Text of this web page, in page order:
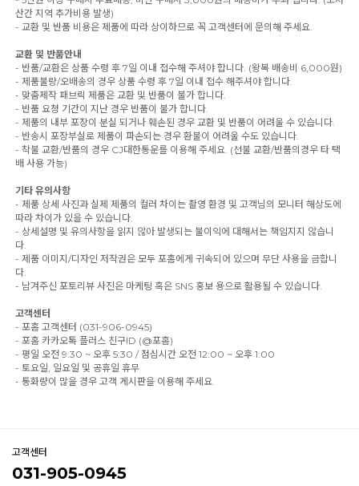
산간 지역 추가비용 발생)
- 교환 및 반품 비용은 제품에 따라 상이하므로 꼭 고객센터에 문의해 주세요.
교환 및 반품안내
- 반품/교환은 상품 수령 후 7일 이내 접수해 주셔야 합니다. (왕복 배송비 6,000원)
- 제품불량/오배송의 경우 상품 수령 후 7일 이내 접수 해주셔야 합니다.
- 맞춤제작 패브릭 제품은 교환 및 반품이 불가 합니다.
- 반품 요청 기간이 지난 경우 반품이 불가 합니다.
- 제품의 내부 포장이 분실 되거나 훼손된 경우 교환 및 반품이 어려울 수 있습니다.
- 반송시 포장부실로 제품이 파손되는 경우 환불이 어려울 수도 있습니다.
- 착불 교환/반품의 경우 CJ대한통운를 이용해 주세요. (선불 교환/반품의경우 타 택
배 사용 가능)
기타 유의사항
- 제품 상세 사진과 실제 제품의 컬러 차이는 촬영 환경 및 고객님의 모니터 해상도에
따라 차이가 있을 수 있습니다.
- 상세설명 및 유의사항을 읽지 않아 발생되는 불이익에 대해서는 책임지지 않습니
다.
- 제품 이미지/디자인 저작권은 모두 포홈에게 귀속되어 있으며 무단 사용을 금합니
다.
- 남겨주신 포토리뷰 사진은 마케팅 혹은 SNS 홍보 용으로 활용될 수 있습니다.
고객센터
- 포홈 고객센터 (031-906-0945)
- 포홈 카카오톡 플러스 친구ID (@포홈)
- 평일 오전 9:30 ~ 오후 5:30 / 점심시간 오전 12:00 ~ 오후 1:00
- 토요일, 일요일 및 공휴일 휴무
- 통화량이 많을 경우 고객 게시판을 이용해 주세요.
고객센터
031-905-0945